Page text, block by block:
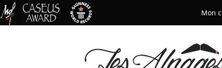
Mon
Mot de passe oublié ?